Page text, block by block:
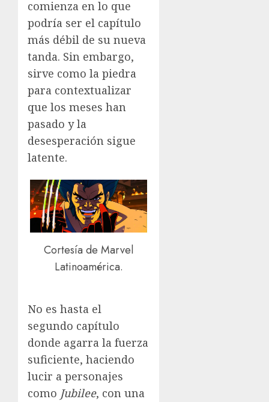
comienza en lo que
podría ser el capítulo
más débil de su nueva
tanda. Sin embargo,
sirve como la piedra
para contextualizar
que los meses han
pasado y la
desesperación sigue
latente.
Cortesía de Marvel
Latinoamérica.
No es hasta el
segundo capítulo
donde agarra la fuerza
suficiente, haciendo
lucir a personajes
como Jubilee, con una